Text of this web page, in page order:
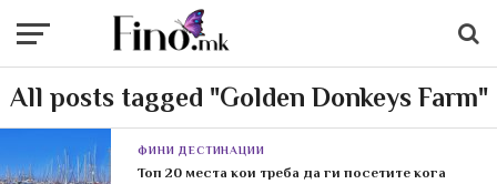
All posts tagged "Golden Donkeys Farm"
ФИНИ ДЕСТИНАЦИИ
Топ 20 места кои треба да ги посетите кога